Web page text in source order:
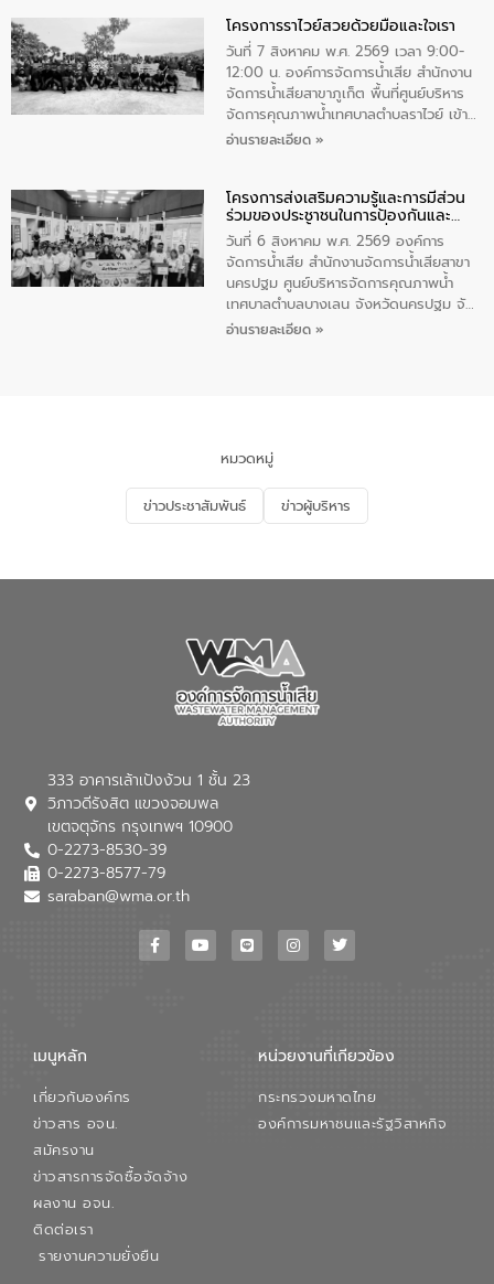
ทองคำและประกาศเกียรติคุณให้แก่ กำนัน
ผู้ใหญ่บ้านยอดเยี่ยม พร้อมกล่าวชื่นชม ให้
โอวาท และมอบนโยบาย
โครงการราไวย์สวยด้วยมือและใจเรา
วันที่ 7 สิงหาคม พ.ศ. 2569 เวลา 9:00-
12:00 น. องค์การจัดการน้ำเสีย สำนักงาน
จัดการน้ำเสียสาขาภูเก็ต พื้นที่ศูนย์บริหาร
จัดการคุณภาพน้ำเทศบาลตำบลราไวย์ เข้า
ร่วมโครงการราไวย์สวยด้วยมือและใจเรา
ประชาชน ตัวแทนจากโรงแรมต่างๆ ในเขต
เทศบาลตำบลราไวย์ ศูนย์บริหารจัดการ
คุณภาพน้ำเทศบาลตำบลราไวย์ นำโดยนาย
น้อย แก้วเศษ ผู้จัดการสำนักงานจัดการน้ำ
เสียสาขาภูเก็ต พร้อมด้วยเจ้าหน้าที่ จำนวน
5 คน ร่วมทำกิจกรรม ทำความสะอาด
ชายหาดและแหล่งท่องเที่ยว ณ บริเวณ
อ่านรายละเอียด »
โครงการส่งเสริมความรู้และการมีส่วน
ร่วมของประชาชนในการป้องกันและ
แก้ไขปัญหาน้ำเสียอย่างยั่งยืน
วันที่ 6 สิงหาคม พ.ศ. 2569 องค์การ
จัดการน้ำเสีย สำนักงานจัดการน้ำเสียสาขา
นครปฐม ศูนย์บริหารจัดการคุณภาพน้ำ
เทศบาลตำบลบางเลน จังหวัดนครปฐม จัด
กิจกรรมภายใต้โครงการส่งเสริมความรู้และ
จัดการน้ำเสียและสร้างจิตสำนึกในการ
อนุรักษ์สิ่งแวดล้อม ในหัวข้อ “น้ำเสียชุมชน
และการบำบัดน้ำเสียเบื้องต้น” โดยให้ความรู้
เกี่ยวกับสาเหตุและผลกระทบของน้ำเสีย
ณ เทศบาลตำบลบางเลน จังหวัดนครปฐม
อ่านรายละเอียด »
หมวดหมู่
ข่าวประชาสัมพันธ์ ข่าวผู้บริหาร
333 อาคารเล้าเป้งง้วน 1 ชั้น 23
วิภาวดีรังสิต แขวงจอมพล
เขตจตุจักร กรุงเทพฯ 10900
0-2273-8530-39
0-2273-8577-79
saraban@wma.or.th
เมนูหลัก
เกี่ยวกับองค์กร
ข่าวสาร อจน.
สมัครงาน
ข่าวสารการจัดซื้อจัดจ้าง
ผลงาน อจน.
ติดต่อเรา
รายงานความยั่งยืน
หน่วยงานที่เกียวข้อง
กระทรวงมหาดไทย
องค์การมหาชนและรัฐวิสาหกิจ